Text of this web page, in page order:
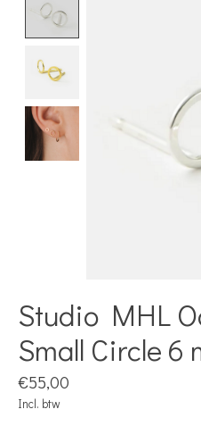
Studio MHL
Small Circle 6
€55,00
Incl. btw